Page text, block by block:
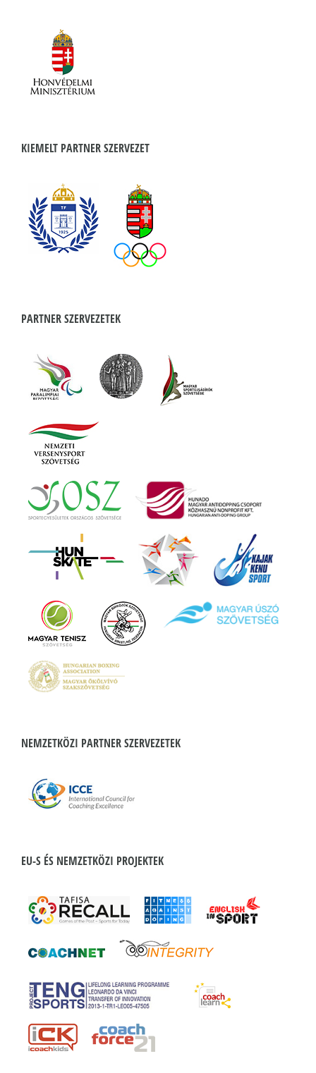
KIEMELT PARTNER SZERVEZET
PARTNER SZERVEZETEK
NEMZETKÖZI PARTNER SZERVEZETEK
EU-S ÉS NEMZETKÖZI PROJEKTEK